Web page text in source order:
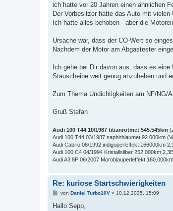
r
a
ich hatte vor 20 Jahren einen ähnlichen
Der Vorbesitzer hatte das Auto mit
Ich hatte alles behoben - aber die
Ursache war, dass der CO-Wert so
Nachdem der Motor am Abgastester
Ich gehe bei Dir davon aus, dass es
Stauscheibe weit genug anzuheben und
Zum Thema Undichtigkeiten am NF/NG/
Gruß Stefan
Audi 100 T44 10/1987 titianrotmet 545.545km
Audi 100 T44 03/1987 saphirblaumet 92.000km
Audi Cabrio 08/1992 indigoperleffekt 166000km
Audi 100 C4 04/1994 Kristallsilber 252.000km
Audi A3 8P 06/2007 Moroblauperleffekt
Re: kuriose Startschwierigkeiten
B
i
von Daniel Turbo10V» 10.12.2025, 15:09
Hallo Sepp,